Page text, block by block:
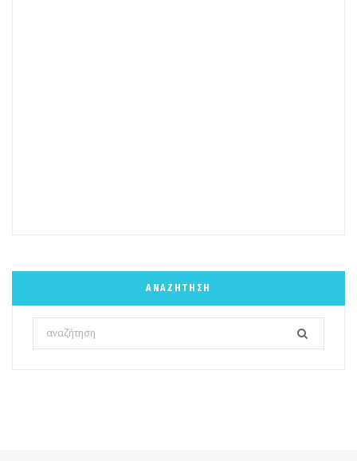
ΑΝΑΖΉΤΗΣΗ
Search
for: